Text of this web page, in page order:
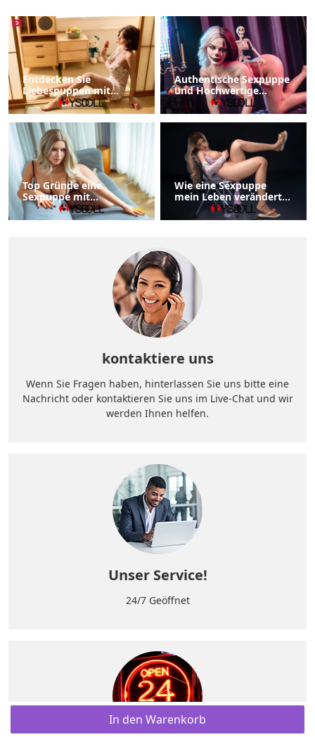
In den Warenkorb
Entdecken Sie
Liebespuppen mit
beweglichem Kiefer und
Mundstrukturen
Authentische Sexpuppe
und Hochwertige
Liebespuppen für Jeden
Anlass
Top Gründe eine
Sexpuppe mit
Stehenden Füßen zu
Wählen
Wie eine Sexpuppe
mein Leben veränderte
– Liebesgeschichte
kontaktiere uns
Wenn Sie Fragen haben, hinterlassen Sie uns bitte eine
Nachricht oder kontaktieren Sie uns im Live-Chat und wir
werden Ihnen helfen.
Unser Service!
24/7 Geöffnet